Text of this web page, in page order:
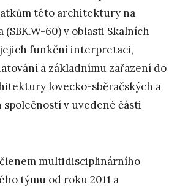
této architektury na
(SBK.W-60) v oblasti Skalních
jejich funkční interpretaci,
a základnímu zařazení do
lovecko-sběračských a
společností v uvedené části
členem multidisciplinárního
týmu od roku 2011 a